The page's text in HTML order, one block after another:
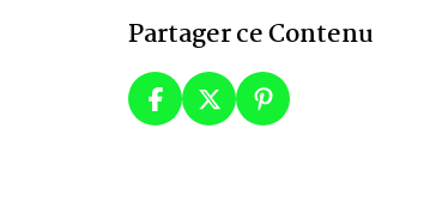
Partager ce Contenu